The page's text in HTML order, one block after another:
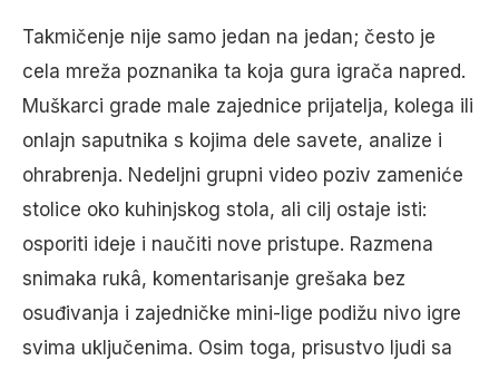
Takmičenje nije samo jedan na jedan; često je
cela mreža poznanika ta koja gura igrača napred.
Muškarci grade male zajednice prijatelja, kolega ili
onlajn saputnika s kojima dele savete, analize i
ohrabrenja. Nedeljni grupni video poziv zameniće
stolice oko kuhinjskog stola, ali cilj ostaje isti:
osporiti ideje i naučiti nove pristupe. Razmena
snimaka rukâ, komentarisanje grešaka bez
osuđivanja i zajedničke mini-lige podižu nivo igre
svima uključenima. Osim toga, prisustvo ljudi sa